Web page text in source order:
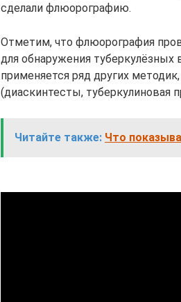
сделали флюорографию.
Отметим, что флюорография
для обнаружения
применяется ряд других
(диаскинтесты, туберкулиновая
Читайте также: Что